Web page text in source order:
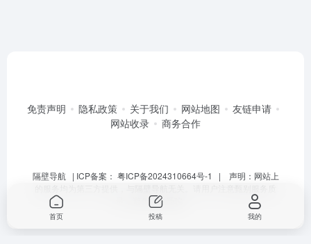
免责声明 隐私政策 关于我们 网站地图
友链申请
网站收录
商务合作
隔壁导航| ICP备案： 粤ICP备2024310664号-1 | 声明：网站上
量，避免上当受骗。
首页 投稿 我的